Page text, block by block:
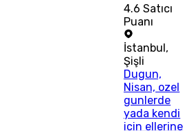
4.6 Satıcı
Puanı
İstanbul ,
Şişli
Dugun,
Nisan, ozel
gunlerde
yada kendi
icin ellerine